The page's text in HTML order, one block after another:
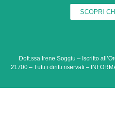
SCOPRI
Dott.ssa Irene Soggiu – Iscritto
21700 – Tutti i diritti riservati –